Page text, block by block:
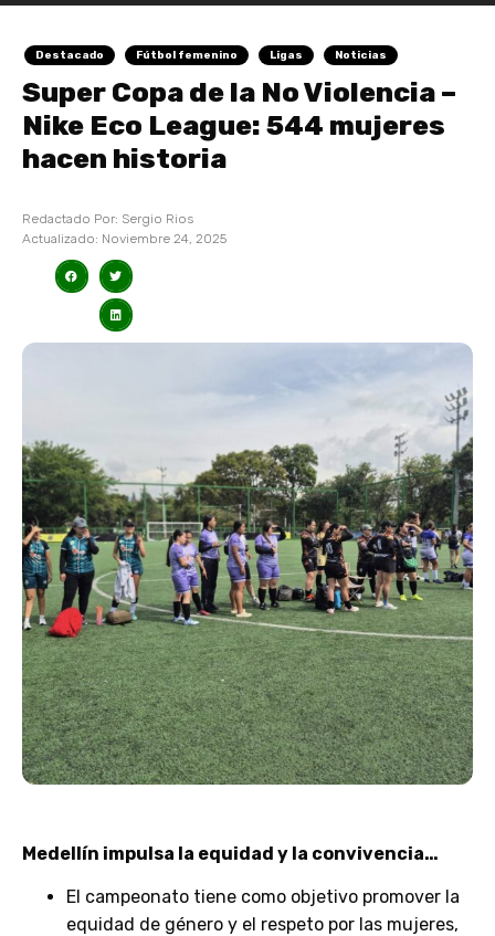
Destacado Fútbol femenino Ligas Noticias
Super Copa de la No Violencia –
Nike Eco League: 544 mujeres
hacen historia
Redactado Por: Sergio Rios
Actualizado: Noviembre 24, 2025
Medellín impulsa la equidad y la convivencia…
El campeonato tiene como objetivo promover la
equidad de género y el respeto por las mujeres,